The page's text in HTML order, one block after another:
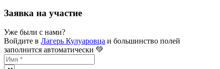
Заявка на участие
Уже были с нами?
Войдите в Лагерь Кулуаровца и большинство полей
заполнится автоматически 💚